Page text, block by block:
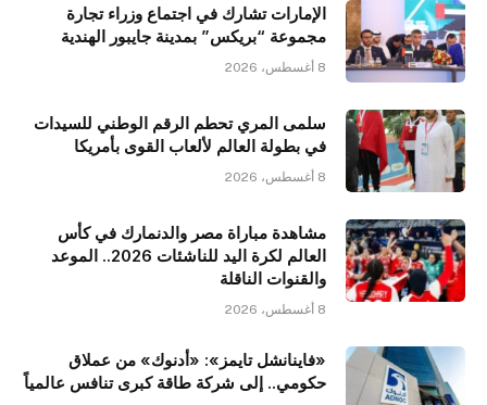
الإمارات تشارك في اجتماع وزراء تجارة
مجموعة “بريكس” بمدينة جايبور الهندية
8 أغسطس، 2026
سلمى المري تحطم الرقم الوطني للسيدات
في بطولة العالم لألعاب القوى بأمريكا
8 أغسطس، 2026
مشاهدة مباراة مصر والدنمارك في كأس
العالم لكرة اليد للناشئات 2026.. الموعد
والقنوات الناقلة
8 أغسطس، 2026
«فاينانشل تايمز»: «أدنوك» من عملاق
حكومي.. إلى شركة طاقة كبرى تنافس عالمياً